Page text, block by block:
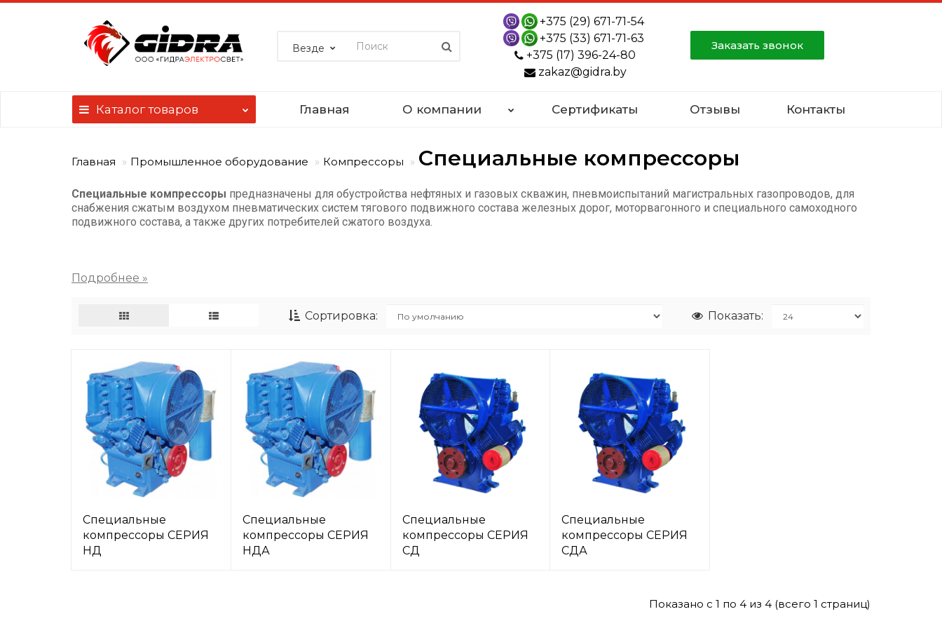
Везде
+375 (29) 671-71-54
+375 (33) 671-71-63
+375 (17) 396-24-80
zakaz@gidra.by
Заказать звонок
Каталогтоваров Главная О компании Сертификаты Отзывы Контакты
Главная Промышленное оборудование Компрессоры Специальные компрессоры
Специальные компрессоры предназначены для обустройства нефтяных и газовых скважин, пневмоиспытаний магистральных газопроводов, для
снабжения сжатым воздухом пневматических систем тягового подвижного состава железных дорог, моторвагонного и специального самоходного
подвижного состава, а также других потребителей сжатого воздуха.
Сортировка: Показать:
Специальные
компрессоры СЕРИЯ
НД
Специальные
компрессоры СЕРИЯ
НДА
Специальные
компрессоры СЕРИЯ
СД
Специальные
компрессоры СЕРИЯ
СДА
Показано с 1 по 4 из 4 (всего 1 страниц)